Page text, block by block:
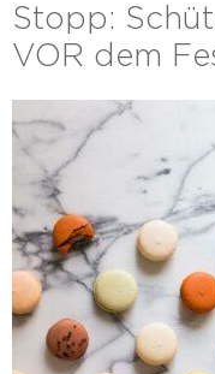
Stopp:
VOR dem